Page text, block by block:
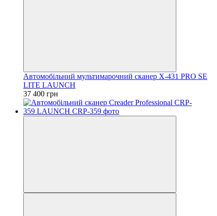
Автомобільний мультимарочний сканер X-431 PRO SE
LITE LAUNCH
37 400 грн